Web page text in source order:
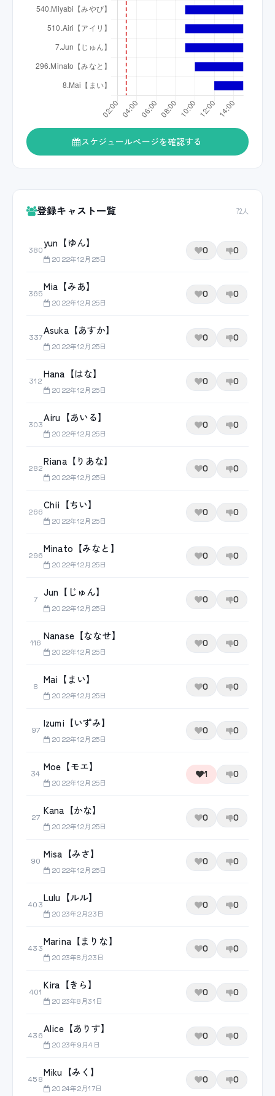
スケジュールページを確認する
登録キャスト一覧 72人
380
yun【ゆん】
2022年12月25日
0 0
365
Mia【みあ】
2022年12月25日
0 0
337
Asuka【あすか】
2022年12月25日
0 0
312
Hana【はな】
2022年12月25日
0 0
303
Airu【あいる】
2022年12月25日
0 0
282
Riana【りあな】
2022年12月25日
0 0
266
Chii【ちい】
2022年12月25日
0 0
296
Minato【みなと】
2022年12月25日
0 0
7
Jun【じゅん】
2022年12月25日
0 0
116
Nanase【ななせ】
2022年12月25日
0 0
8
Mai【まい】
2022年12月25日
0 0
97
Izumi【いずみ】
2022年12月25日
0 0
34
Moe【モエ】
2022年12月25日
1 0
27
Kana【かな】
2022年12月25日
0 0
90
Misa【みさ】
2022年12月25日
0 0
403
Lulu【ルル】
2023年2月23日
0 0
433
Marina【まりな】
2023年8月23日
0 0
401
Kira【きら】
2023年8月31日
0 0
436
Alice【ありす】
2023年9月4日
0 0
458
Miku【みく】
2024年2月17日
0 0